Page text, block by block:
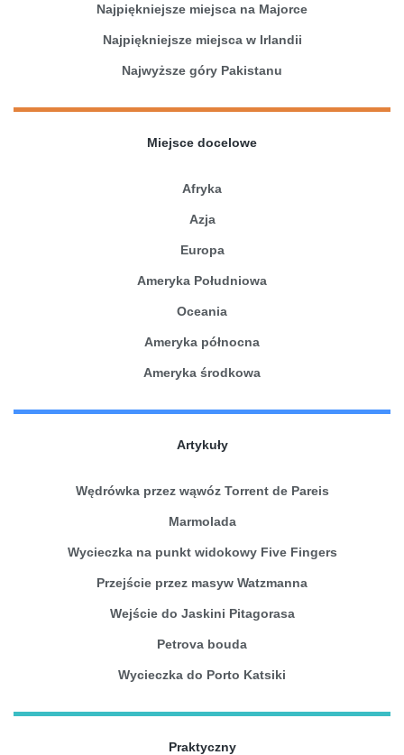
Najpiękniejsze miejsca na Majorce
Najpiękniejsze miejsca w Irlandii
Najwyższe góry Pakistanu
Miejsce docelowe
Afryka
Azja
Europa
Ameryka Południowa
Oceania
Ameryka północna
Ameryka środkowa
Artykuły
Wędrówka przez wąwóz Torrent de Pareis
Marmolada
Wycieczka na punkt widokowy Five Fingers
Przejście przez masyw Watzmanna
Wejście do Jaskini Pitagorasa
Petrova bouda
Wycieczka do Porto Katsiki
Praktyczny